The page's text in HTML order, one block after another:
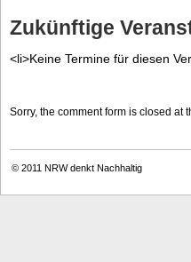
Zukünftige
<li>Keine Termine für diesen
Sorry, the comment form is closed at
© 2011 NRW denkt Nachhaltig